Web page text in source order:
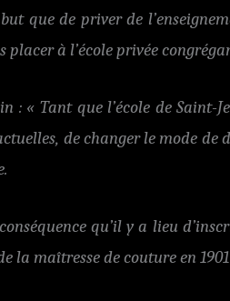
but que de priver de
placer à l’école privée
: « Tant que l’école de
de changer le mode
conséquence qu’il y a lieu
la maîtresse de couture en 1901